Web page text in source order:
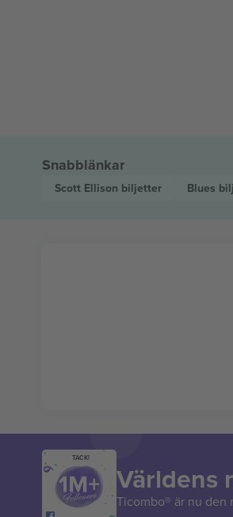
Snabblänkar
Scott Ellison biljetter Blues
TACK!
Världens
Ticombo® är nu den